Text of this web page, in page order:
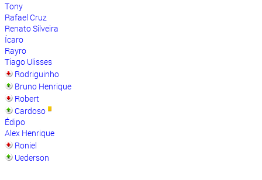
Tony
Rafael Cruz
Renato Silveira
Ícaro
Rayro
Tiago Ulisses
Rodriguinho
Bruno Henrique
Robert
Cardoso
Édipo
Alex Henrique
Roniel
Uederson